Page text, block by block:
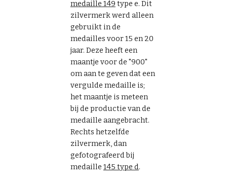
medaille 149 type e. Dit
zilvermerk werd alleen
gebruikt in de
medailles voor 15 en 20
jaar. Deze heeft een
maantje voor de "900"
om aan te geven dat een
vergulde medaille is;
het maantje is meteen
bij de productie van de
medaille aangebracht.
Rechts hetzelfde
zilvermerk, dan
gefotografeerd bij
medaille 145 type d.